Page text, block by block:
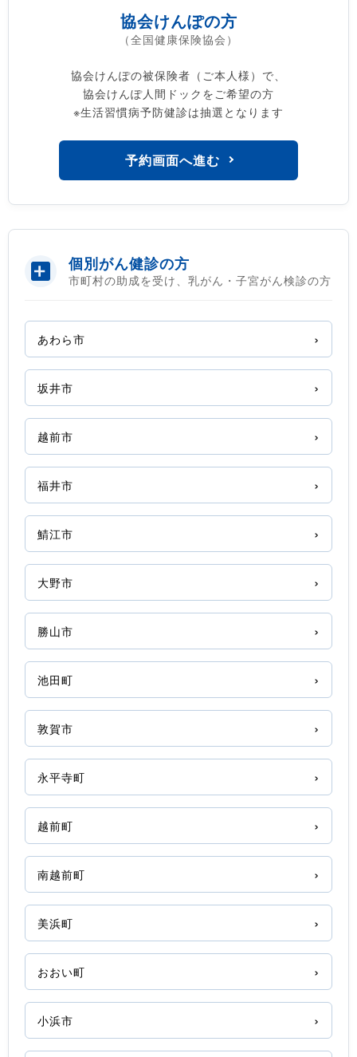
協会けんぽの方
（全国健康保険協会）
協会けんぽの被保険者（ご本人様）で、
協会けんぽ人間ドックをご希望の方
※生活習慣病予防健診は抽選となります
予約画面へ進む
個別がん健診の方
市町村の助成を受け、乳がん・子宮がん検診の方
あわら市
坂井市
越前市
福井市
鯖江市
大野市
勝山市
池田町
敦賀市
永平寺町
越前町
南越前町
美浜町
おおい町
小浜市